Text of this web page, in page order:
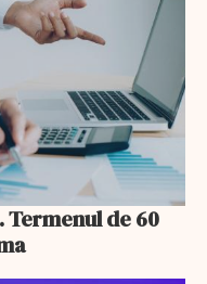
Termenul de 60